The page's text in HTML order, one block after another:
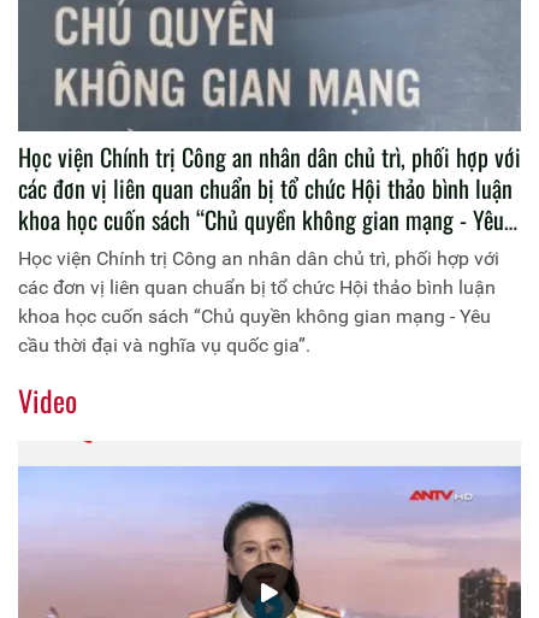
Học viện Chính trị Công an nhân dân chủ trì, phối hợp với
các đơn vị liên quan chuẩn bị tổ chức Hội thảo bình luận
khoa học cuốn sách “Chủ quyền không gian mạng - Yêu
cầu thời đại và nghĩa vụ quốc gia”.
Học viện Chính trị Công an nhân dân chủ trì, phối hợp với
các đơn vị liên quan chuẩn bị tổ chức Hội thảo bình luận
khoa học cuốn sách “Chủ quyền không gian mạng - Yêu
cầu thời đại và nghĩa vụ quốc gia”.
Video